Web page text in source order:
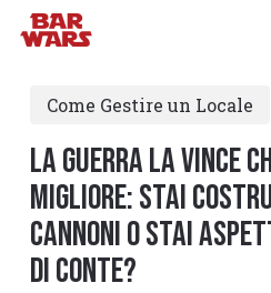
Skip
contentCome Gestire un Locale
La guerra la vince
migliore: stai
cannoni o stai
di Conte?